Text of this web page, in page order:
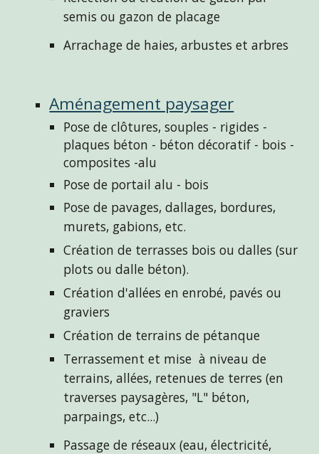
semis ou gazon de placage
Arrachage de haies, arbustes et arbres
Aménagement paysager
Pose de clôtures, souples - rigides -
plaques béton - béton décoratif - bois -
composites -alu
Pose de portail alu - bois
Pose de pavages, dallages, bordures,
murets, gabions, etc.
Création de terrasses bois ou dalles (sur
plots ou dalle béton).
Création d'allées en enrobé, pavés ou
graviers
Création de terrains de pétanque
Terrassement et mise  à niveau de
terrains, allées, retenues de terres (en
traverses paysagères, "L" béton,
parpaings, etc...)
Passage de réseaux (eau, électricité,